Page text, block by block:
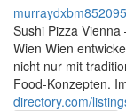
murraydxbm852095
Sushi Pizza
Wien Wien
nicht nur mit
Food-Konzepten.
directory.com/